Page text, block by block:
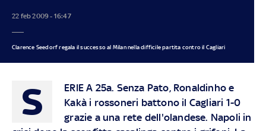
22 feb 2009 - 16:47
Clarence Seedorf regala il successo al Milan nella difficile partita contro il Cagliari
S
ERIE A 25a. Senza Pato, Ronaldinho e
Kakà i rossoneri battono il Cagliari 1-0
grazie a una rete dell'olandese. Napoli in